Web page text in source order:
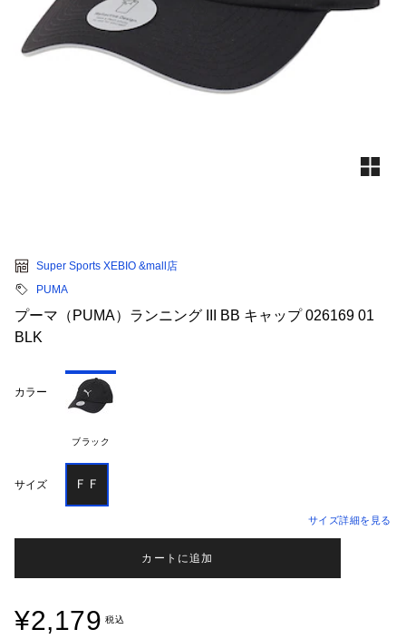
Super Sports XEBIO &mall店
PUMA
プーマ（PUMA）ランニング III BB キャップ 026169 01
BLK
カラー
ブラック
サイズ ＦＦ
サイズ詳細を見る
カートに追加
¥2,179 税込